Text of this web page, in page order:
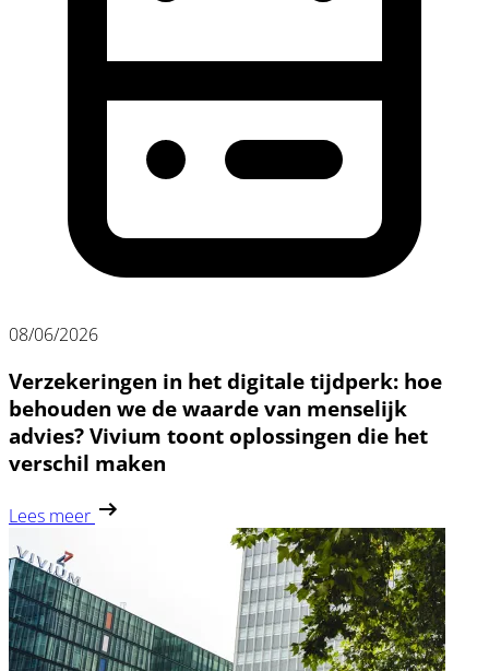
08/06/2026
Verzekeringen in het digitale tijdperk: hoe
behouden we de waarde van menselijk
advies? Vivium toont oplossingen die het
verschil maken
Lees meer